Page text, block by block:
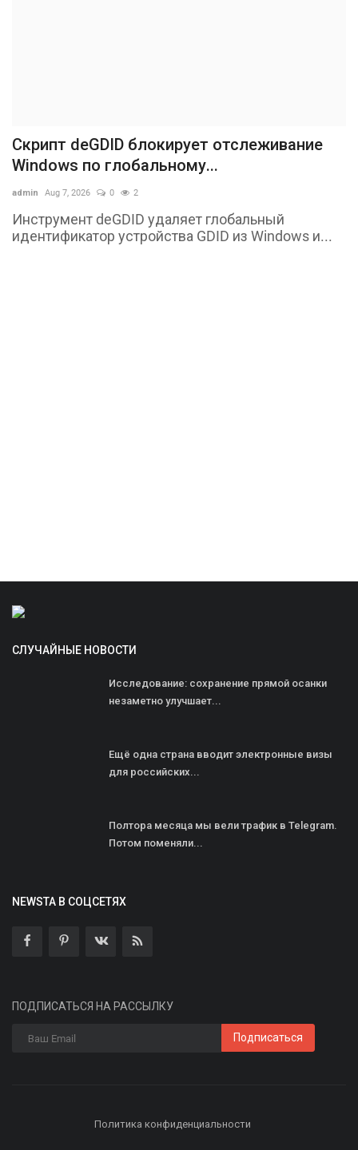
Скрипт deGDID блокирует отслеживание
Windows по глобальному...
admin Aug 7, 2026 0 2
Инструмент deGDID удаляет глобальный
идентификатор устройства GDID из Windows и...
СЛУЧАЙНЫЕ НОВОСТИ
Исследование: сохранение прямой осанки
незаметно улучшает...
Ещё одна страна вводит электронные визы
для российских...
Полтора месяца мы вели трафик в Telegram.
Потом поменяли...
NEWSTA В СОЦСЕТЯХ
ПОДПИСАТЬСЯ НА РАССЫЛКУ
Подписаться
Политика конфиденциальности